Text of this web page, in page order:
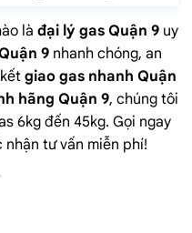
là đại lý gas Quận 9 uy
9 nhanh chóng, an
giao gas nhanh Quận
hãng Quận 9, chúng tôi
6kg đến 45kg. Gọi ngay
tư vấn miễn phí!